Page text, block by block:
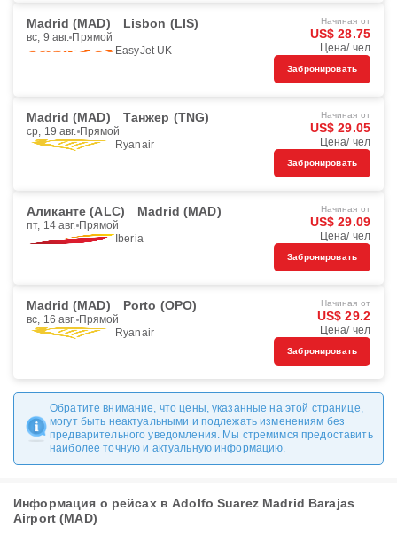
Madrid (MAD) Lisbon (LIS)
вс, 9 авг. Прямой
EasyJet UK
Начиная от
US$ 28.75
Цена/ чел
Забронировать
Madrid (MAD) Танжер (TNG)
ср, 19 авг. Прямой
Ryanair
Начиная от
US$ 29.05
Цена/ чел
Забронировать
Аликанте (ALC) Madrid (MAD)
пт, 14 авг. Прямой
Iberia
Начиная от
US$ 29.09
Цена/ чел
Забронировать
Madrid (MAD) Porto (OPO)
вс, 16 авг. Прямой
Ryanair
Начиная от
US$ 29.2
Цена/ чел
Забронировать
Обратите внимание, что цены, указанные на этой странице,
могут быть неактуальными и подлежать изменениям без
предварительного уведомления. Мы стремимся предоставить
наиболее точную и актуальную информацию.
Информация о рейсах в Adolfo Suarez Madrid Barajas
Airport (MAD)